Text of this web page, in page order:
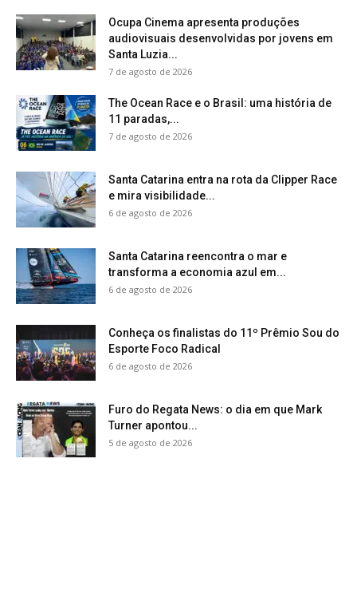
Ocupa Cinema apresenta produções
audiovisuais desenvolvidas por jovens em
Santa Luzia...
7 de agosto de 2026
The Ocean Race e o Brasil: uma história de
11 paradas,...
7 de agosto de 2026
Santa Catarina entra na rota da Clipper Race
e mira visibilidade...
6 de agosto de 2026
Santa Catarina reencontra o mar e
transforma a economia azul em...
6 de agosto de 2026
Conheça os finalistas do 11º Prêmio Sou do
Esporte Foco Radical
6 de agosto de 2026
Furo do Regata News: o dia em que Mark
Turner apontou...
5 de agosto de 2026